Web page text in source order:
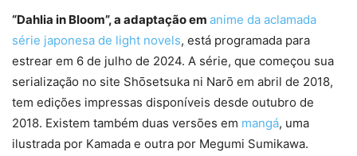
“Dahlia in Bloom”, a adaptação em anime da aclamada
série japonesa de light novels, está programada para
estrear em 6 de julho de 2024. A série, que começou sua
serialização no site Shōsetsuka ni Narō em abril de 2018,
tem edições impressas disponíveis desde outubro de
2018. Existem também duas versões em mangá, uma
ilustrada por Kamada e outra por Megumi Sumikawa.